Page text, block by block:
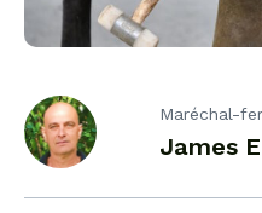
Maréchal-
James